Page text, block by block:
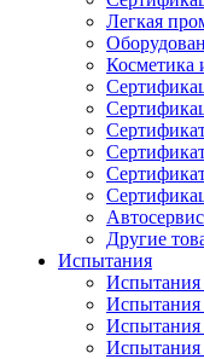
Легкая
Косметика
Другие
Испытания
Испытания
Испытания